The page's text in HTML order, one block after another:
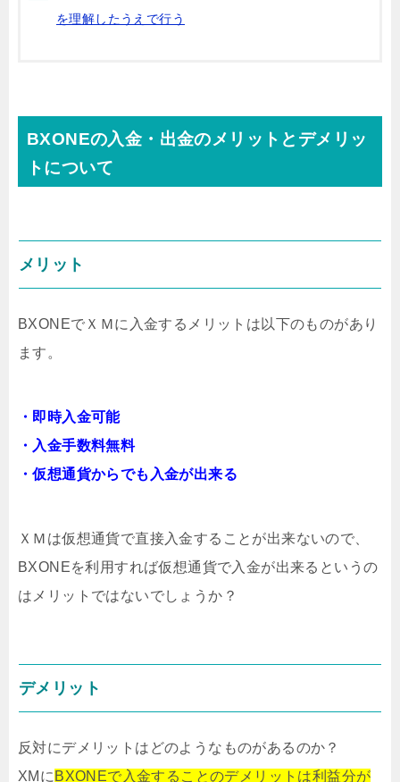
を理解したうえで行う
BXONEの入金・出金のメリットとデメリッ
トについて
メリット
BXONEでＸＭに入金するメリットは以下のものがあり
ます。
・即時入金可能
・入金手数料無料
・仮想通貨からでも入金が出来る
ＸＭは仮想通貨で直接入金することが出来ないので、
BXONEを利用すれば仮想通貨で入金が出来るというの
はメリットではないでしょうか？
デメリット
反対にデメリットはどのようなものがあるのか？
XMに BXONEで入金することのデメリットは利益分が